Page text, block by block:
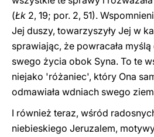
(Łk 2, 19; por. 2, 51).
Jej duszy, towarzyszyły Jej w
sprawiając, że powracała
swego życia obok Syna. To te
niejako 'różaniec', który Ona
odmawiała wdniach swego
I również teraz, wśród
niebieskiego Jeruzalem,